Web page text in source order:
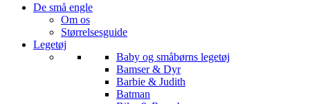
De små engle
Om os
Størrelsesguide
Legetøj
Baby og småbørns legetøj
Bamser & Dyr
Barbie & Judith
Batman